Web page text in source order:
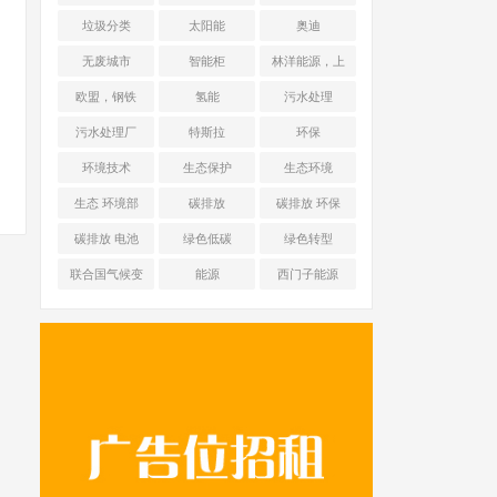
能源 光伏+储能
垃圾分类 太阳能 奥迪
无废城市 智能柜 林洋能源，上
海舜华新能源
欧盟，钢铁 氢能 污水处理
污水处理厂 特斯拉 环保
环境技术 生态保护 生态环境
生态 环境部 碳排放 碳排放 环保
碳排放 电池 绿色低碳 绿色转型
联合国气候变 能源 西门子能源